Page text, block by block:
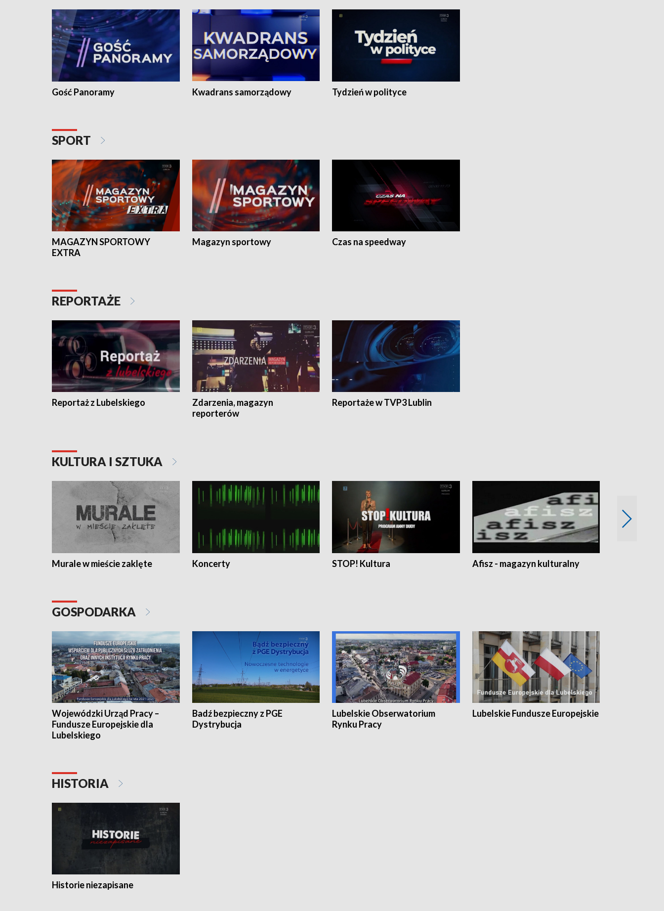
Gość Panoramy Kwadrans samorządowy Tydzień w polityce
SPORT
MAGAZYN SPORTOWY
EXTRA
Magazyn sportowy Czas na speedway
REPORTAŻE
Reportaż z Lubelskiego
Zdarzenia, magazyn
reporterów
Reportaże w TVP3 Lublin
KULTURA I SZTUKA
Murale w mieście zaklęte Koncerty STOP! Kultura Afisz - magazyn kulturalny
GOSPODARKA
Wojewódzki Urząd Pracy –
Fundusze Europejskie dla
Lubelskiego
Badź bezpieczny z PGE
Dystrybucja
Lubelskie Obserwatorium
Rynku Pracy
Lubelskie Fundusze Europejskie
HISTORIA
Historie niezapisane